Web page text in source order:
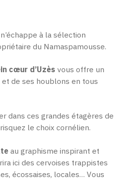
à la sélection
du Namaspamousse.
cœur d’Uzès vous offre un
de ses houblons en tous
dans ces grandes étagères de
le choix cornélien.
au graphisme inspirant et
ici des cervoises trappistes
écossaises, locales… Vous